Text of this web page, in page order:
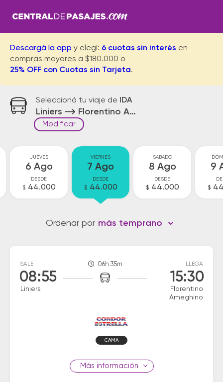
Descargá la app y elegí: 6 cuotas sin interés en
compras mayores a $180.000 o
25% OFF con Cuotas sin Tarjeta.
Seleccioná tu viaje de IDA
Liniers Florentino Ameghino
Modificar
JUEVES
6 Ago
DESDE
$ 44.000
VIERNES
7 Ago
DESDE
$ 44.000
SABADO
8 Ago
DESDE
$ 44.000
9
$
Ordenar por más temprano
SALE
08:55
Liniers
06h 35m LLEGA
15:30
Florentino
Ameghino
CAMA
información